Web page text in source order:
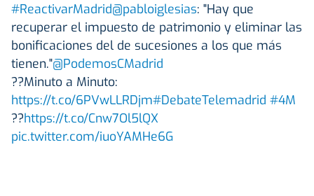
#ReactivarMadrid@pabloiglesias: "Hay que
recuperar el impuesto de patrimonio y eliminar las
bonificaciones del de sucesiones a los que más
tienen."@PodemosCMadrid
??Minuto a Minuto:
https://t.co/6PVwLLRDjm#DebateTelemadrid #4M
??https://t.co/Cnw7Ol5lQX
pic.twitter.com/iuoYAMHe6G